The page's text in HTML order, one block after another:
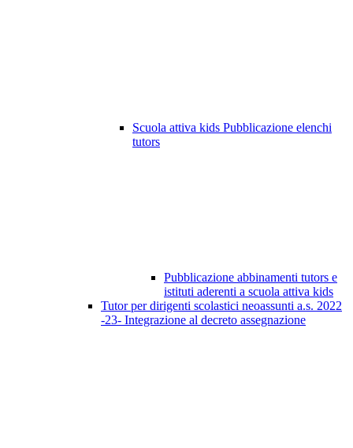
Scuola attiva kids Pubblicazione elenchi
tutors
Pubblicazione abbinamenti tutors e
istituti aderenti a scuola attiva kids
Tutor per dirigenti scolastici neoassunti a.s. 2022
-23- Integrazione al decreto assegnazione